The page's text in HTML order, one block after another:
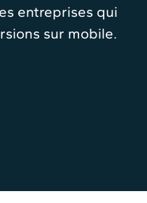
entreprises qui
sur mobile.